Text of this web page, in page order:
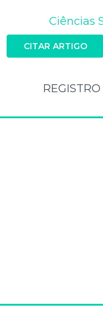
Ciências
CITAR ARTIGO